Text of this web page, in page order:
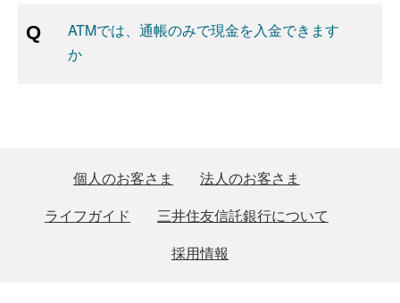
ATMでは、通帳のみで現金を入金できます
か
個人のお客さま
法人のお客さま
ライフガイド
三井住友信託銀行について
採用情報